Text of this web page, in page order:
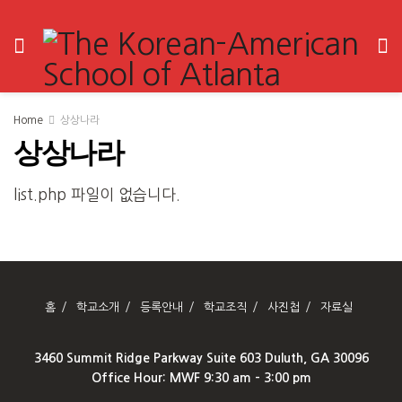
Home 상상나라
상상나라
list.php 파일이 없습니다.
홈 학교소개 등록안내 학교조직 사진첩 자료실
3460 Summit Ridge Parkway Suite 603 Duluth, GA 30096
Office Hour: MWF 9:30 am – 3:00 pm